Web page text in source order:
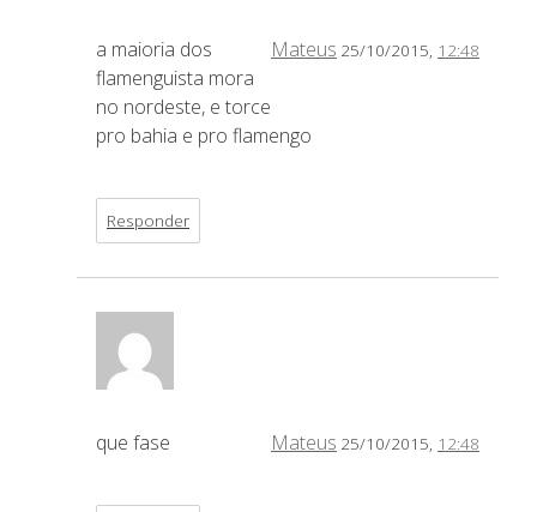
Mateus 25/10/2015, 12:48
a maioria dos
flamenguista mora
no nordeste, e torce
pro bahia e pro flamengo
Responder
Mateus 25/10/2015, 12:48
que fase